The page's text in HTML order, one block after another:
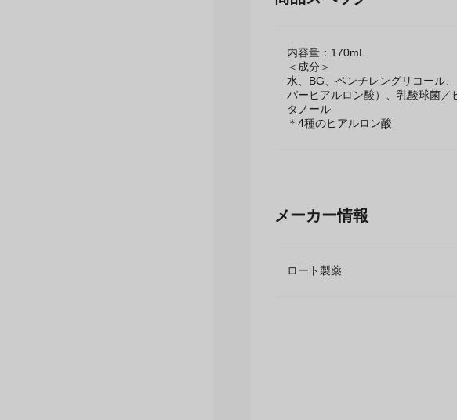
内容量：170mL
＜成分＞
水、BG、ペンチレングリコール
パーヒアルロン酸）、乳酸球菌／
タノール